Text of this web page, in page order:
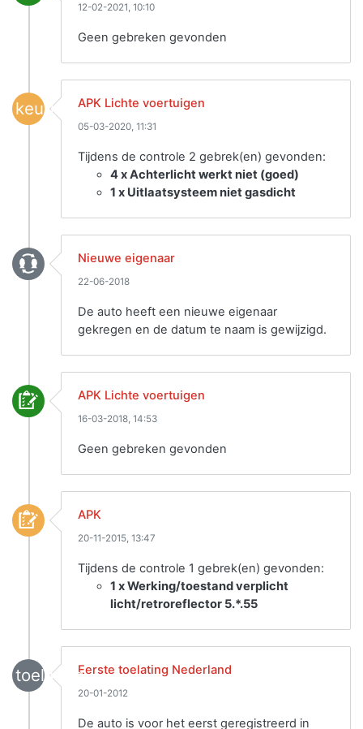
12-02-2021, 10:10
Geen gebreken gevonden
keuring APK Lichte voertuigen
05-03-2020, 11:31
Tijdens de controle 2 gebrek(en) gevonden:
4 x Achterlicht werkt niet (goed)
1 x Uitlaatsysteem niet gasdicht
Nieuwe eigenaar
22-06-2018
De auto heeft een nieuwe eigenaar
gekregen en de datum te naam is gewijzigd.
APK Lichte voertuigen
16-03-2018, 14:53
Geen gebreken gevonden
APK
20-11-2015, 13:47
Tijdens de controle 1 gebrek(en) gevonden:
1 x Werking/toestand verplicht
licht/retroreflector 5.*.55
toelatingEerste toelating Nederland
20-01-2012
De auto is voor het eerst geregistreerd in